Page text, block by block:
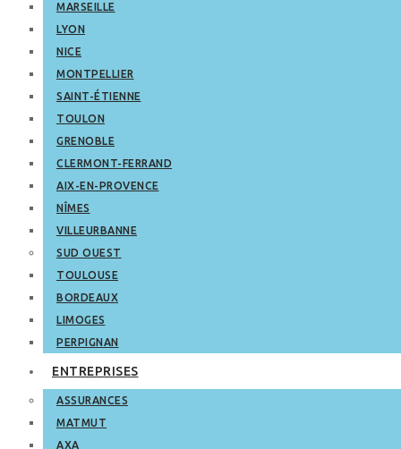
MARSEILLE
LYON
NICE
MONTPELLIER
SAINT-ÉTIENNE
TOULON
GRENOBLE
CLERMONT-FERRAND
AIX-EN-PROVENCE
NÎMES
VILLEURBANNE
SUD OUEST
TOULOUSE
BORDEAUX
LIMOGES
PERPIGNAN
ENTREPRISES
ASSURANCES
MATMUT
AXA